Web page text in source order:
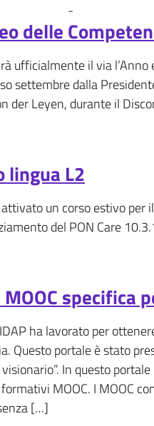
-
delle
ufficialmente il via
settembre dalla
der Leyen, durante il
lingua L2
un corso estivo
del PON Care
specifica
ha lavorato per
Questo portale è stato
In questo
MOOC. I MOOC
[…]